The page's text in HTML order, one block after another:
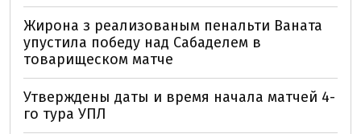
Жирона з реализованым пенальти Ваната
упустила победу над Сабаделем в
товарищеском матче
Утверждены даты и время начала матчей 4-
го тура УПЛ